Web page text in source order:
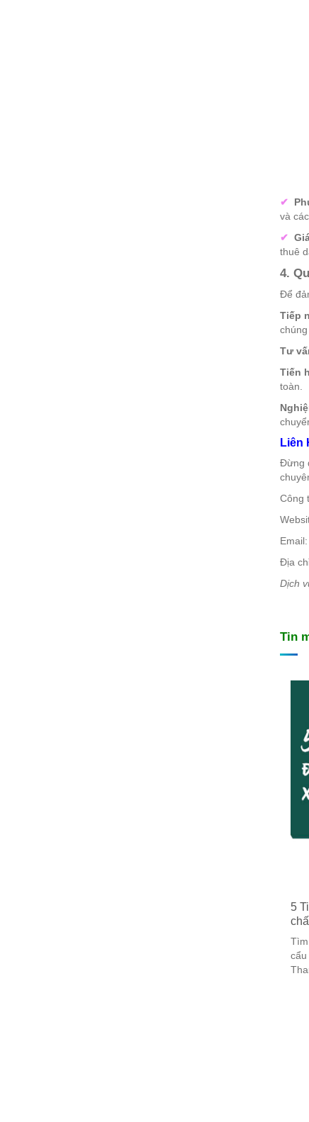
✔
và
✔
thuê
4.
Để
Tiếp
Tư
Tiến
toàn.
Liên
Đừng
Công
Email:
Địa
Dịch
Tin
5